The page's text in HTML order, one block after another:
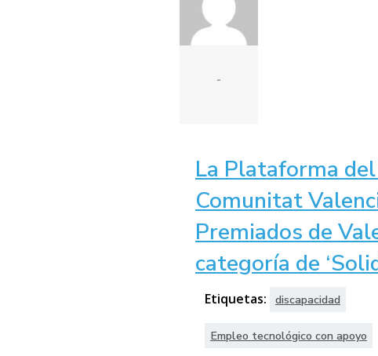
-
La Plataforma
Comunitat
Premiados de
categoría de
Etiquetas: discapacidad
Empleo tecnológico con apoyo